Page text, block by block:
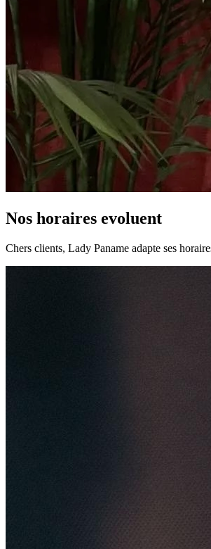
Nos horaires evoluent
Chers clients, Lady Paname adapte ses